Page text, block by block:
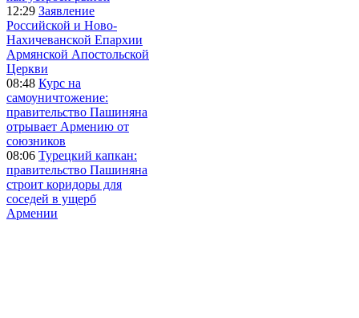
12:29 Заявление
Российской и Ново-
Нахичеванской Епархии
Армянской Апостольской
Церкви
08:48 Курс на
самоуничтожение:
правительство Пашиняна
отрывает Армению от
союзников
08:06 Турецкий капкан:
правительство Пашиняна
строит коридоры для
соседей в ущерб
Армении